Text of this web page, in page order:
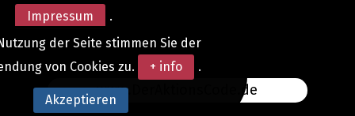
Impressum
.
www.DerAktionsCode.de
der Seite stimmen Sie der
von Cookies zu.
+ info .
Akzeptieren